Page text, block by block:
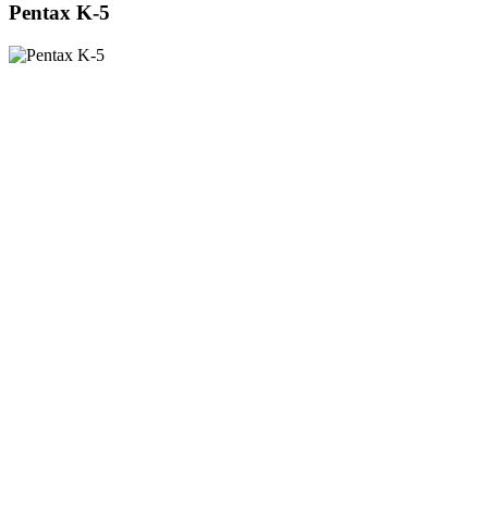
Pentax K-5